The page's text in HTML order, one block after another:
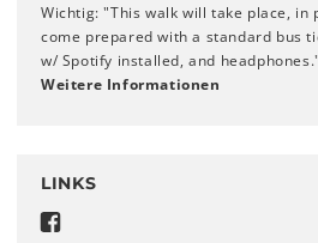
Wichtig: "This walk will take place, in
come prepared with a standard bus
w/ Spotify installed, and headphones."
Weitere Informationen
LINKS